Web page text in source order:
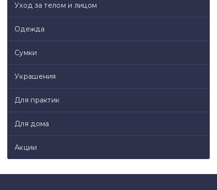
Уход за телом и лицом
Одежда
Сумки
Украшения
Для практик
Для дома
Акции